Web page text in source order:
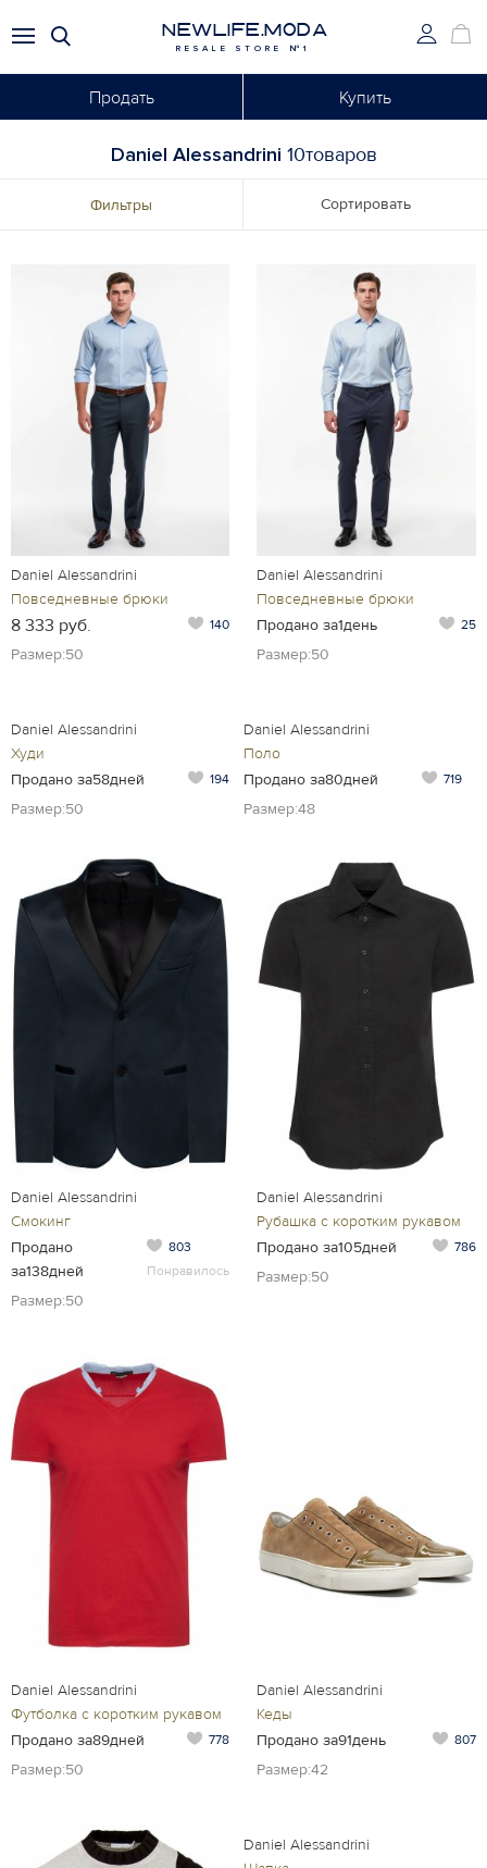
NEWLIFE.MODA
RESALE STORE №1
Продать Купить
Daniel Alessandrini 10товаров
Фильтры Сортировать
Daniel Alessandrini
Повседневные брюки
8 333 руб. 140
Размер:50
Daniel Alessandrini
Повседневные брюки
Продано за1день
25
Размер:50
Daniel Alessandrini
Худи
Продано за58дней
194
Размер:50
Daniel Alessandrini
Поло
Продано за80дней
719
Размер:48
Daniel Alessandrini
Смокинг
Продано
за138дней
803
Понравилось
Размер:50
Daniel Alessandrini
Рубашка с коротким рукавом
Продано за105дней
786
Размер:50
Daniel Alessandrini
Футболка с коротким рукавом
Продано за89дней
778
Размер:50
Daniel Alessandrini
Кеды
Продано за91день
807
Размер:42
Daniel Alessandrini